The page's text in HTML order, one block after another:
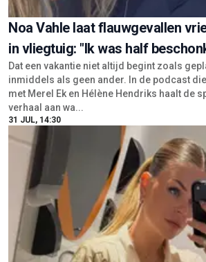
Noa Vahle laat flauwgevallen
in vliegtuig: "Ik was half
Dat een vakantie niet altijd begint zoals
inmiddels als geen ander. In de podcast
met Merel Ek en Hélène Hendriks haalt de
verhaal aan wa...
31 JUL, 14:30